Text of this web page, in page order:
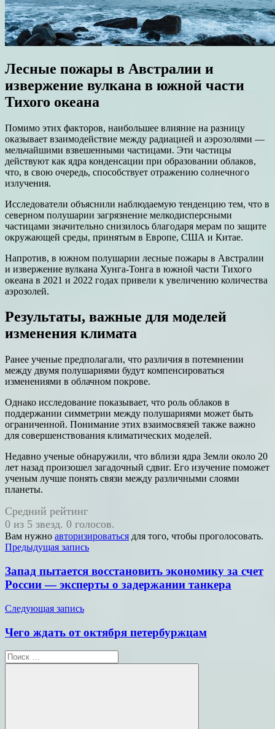
Лесные пожары в Австралии и
извержение вулкана в южной части
Тихого океана
Помимо этих факторов, наибольшее влияние на разницу
оказывает взаимодействие между радиацией и аэрозолями —
мельчайшими взвешенными частицами. Эти частицы
действуют как ядра конденсации при образовании облаков,
что, в свою очередь, способствует отражению солнечного
излучения.
Исследователи объяснили наблюдаемую тенденцию тем, что в
северном полушарии загрязнение мелкодисперсными
частицами значительно снизилось благодаря мерам по защите
окружающей среды, принятым в Европе, США и Китае.
Напротив, в южном полушарии лесные пожары в Австралии
и извержение вулкана Хунга-Тонга в южной части Тихого
океана в 2021 и 2022 годах привели к увеличению количества
аэрозолей.
Результаты, важные для моделей
изменения климата
Ранее ученые предполагали, что различия в потемнении
между двумя полушариями будут компенсироваться
изменениями в облачном покрове.
Однако исследование показывает, что роль облаков в
поддержании симметрии между полушариями может быть
ограниченной. Понимание этих взаимосвязей также важно
для совершенствования климатических моделей.
Недавно ученые обнаружили, что вблизи ядра Земли около 20
лет назад произошел загадочный сдвиг. Его изучение поможет
ученым лучше понять связи между различными слоями
планеты.
Средний рейтинг
0 из 5 звезд. 0 голосов.
Вам нужно авторизироваться для того, чтобы проголосовать.
Навигация
по
записям
Предыдущая запись
Запад пытается восстановить экономику за счет
России — эксперты о задержании танкера
Следующая запись
Чего ждать от октября петербуржцам
Поиск
для: